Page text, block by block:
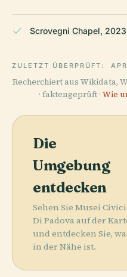
Scrovegni Chapel,
ZULETZT ÜBERPRÜFT:
Recherchiert aus Wikidata,
· faktengeprüft · Wie
Die
Umgebung
entdecken
Sehen Sie Musei Civici
Di Padova auf der
und entdecken Sie,
in der Nähe ist.